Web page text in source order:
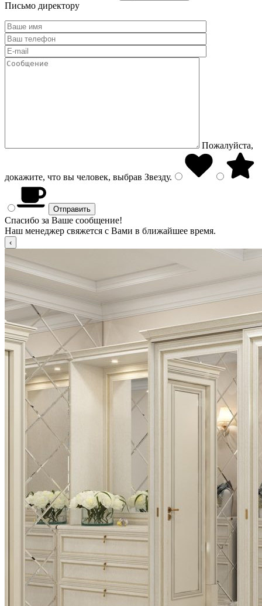
Письмо директору
Пожалуйста,
докажите, что вы человек, выбрав Звезду.
Спасибо за Ваше сообщение!
Наш менеджер свяжется с Вами в ближайшее время.